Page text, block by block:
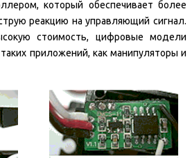
который обеспечивает более
реакцию на управляющий сигнал.
стоимость, цифровые модели
приложений, как манипуляторы и